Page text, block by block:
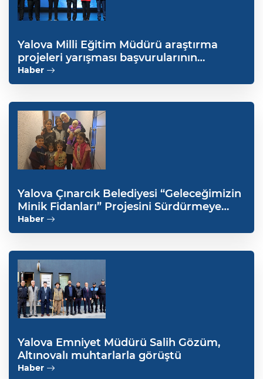
Yalova Milli Eğitim Müdürü araştırma
projeleri yarışması başvurularının
başladığını duyurdu
Haber
Yalova Çınarcık Belediyesi “Geleceğimizin
Minik Fidanları” Projesini Sürdürmeye
Devam Ediyor
Haber
Yalova Emniyet Müdürü Salih Gözüm,
Altınovalı muhtarlarla görüştü
Haber